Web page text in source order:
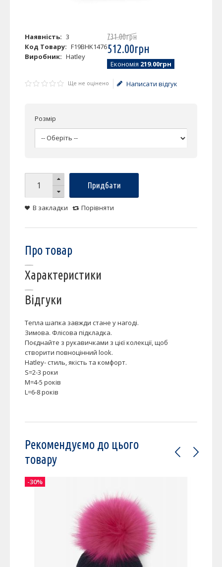
Наявність: 3
Код Товару: F19BHK1476
Виробник: Hatley
731.00грн
512.00грн
Економія 219.00грн
Ще не оцінено Написати відгук
Розмір
Придбати
В закладки Порівняти
Про товар
Характеристики
Відгуки
Тепла шапка завжди стане у нагоді.
Зимова. Флісова підкладка.
Поєднайте з рукавичками з цієї колекції, щоб
створити повноцінний look.
Hatley- стиль, якість та комфорт.
S=2-3 роки
M=4-5 років
L=6-8 років
Рекомендуємо до цього
товару
-30%